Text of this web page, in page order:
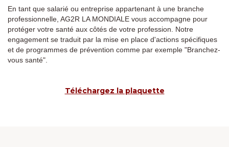
En tant que salarié ou entreprise appartenant à une branche
professionnelle, AG2R LA MONDIALE vous accompagne pour
protéger votre santé aux côtés de votre profession. Notre
engagement se traduit par la mise en place d'actions spécifiques
et de programmes de prévention comme par exemple "Branchez-
vous santé".
Téléchargez la plaquette